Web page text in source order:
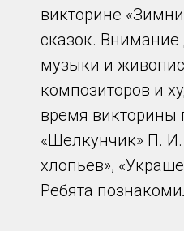
викторине
сказок. Внимание
музыки и
композиторов и
время викторины
«Щелкунчик» П.
хлопьев»,
Ребята